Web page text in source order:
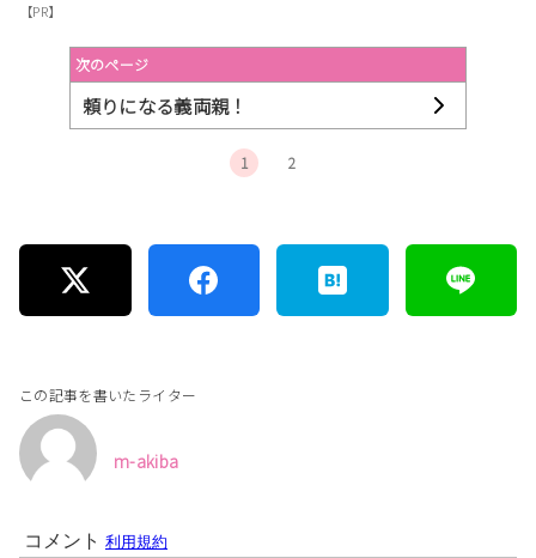
【PR】
次のページ
頼りになる義両親！
1 2
この記事を書いたライター
m-akiba